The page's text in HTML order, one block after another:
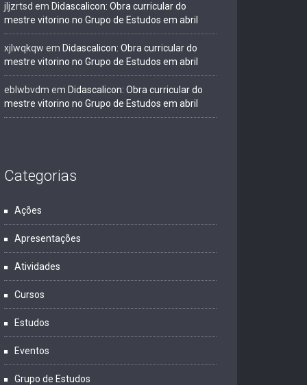
jljzrtsd em Didascalicon: Obra curricular do
mestre vitorino no Grupo de Estudos em abril
xjlwqkqw em Didascalicon: Obra curricular do
mestre vitorino no Grupo de Estudos em abril
eblwbvdm em Didascalicon: Obra curricular do
mestre vitorino no Grupo de Estudos em abril
Categorias
Ações
Apresentações
Atividades
Cursos
Estudos
Eventos
Grupo de Estudos